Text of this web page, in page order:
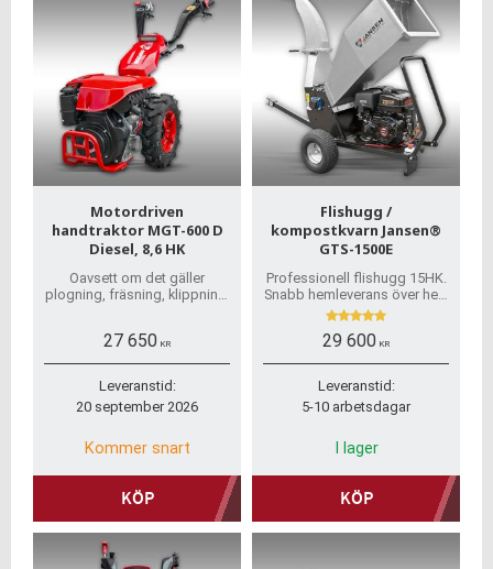
Motordriven
handtraktor MGT-600 D
Diesel, 8,6 HK
Oavsett om det gäller
plogning, fräsning, klippning,
den idealiska lösningen
27 650 KR
Leveranstid:
20 september 2026
Kommer snart
KÖP
Flishugg /
kompostkvarn Jansen®
GTS-1500E
Professionell flishugg 15HK.
Snabb hemleverans över hela
Sverige! Vi har alla
29 600 KR
Leveranstid:
5-10 arbetsdagar
I lager
KÖP